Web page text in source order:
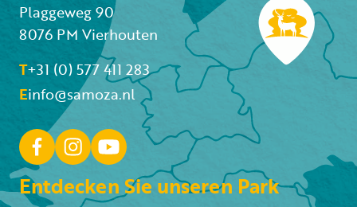
Plaggeweg 90
8076 PM Vierhouten
T+31 (0) 577 411 283
Einfo@samoza.nl
Entdecken Sie unseren Park